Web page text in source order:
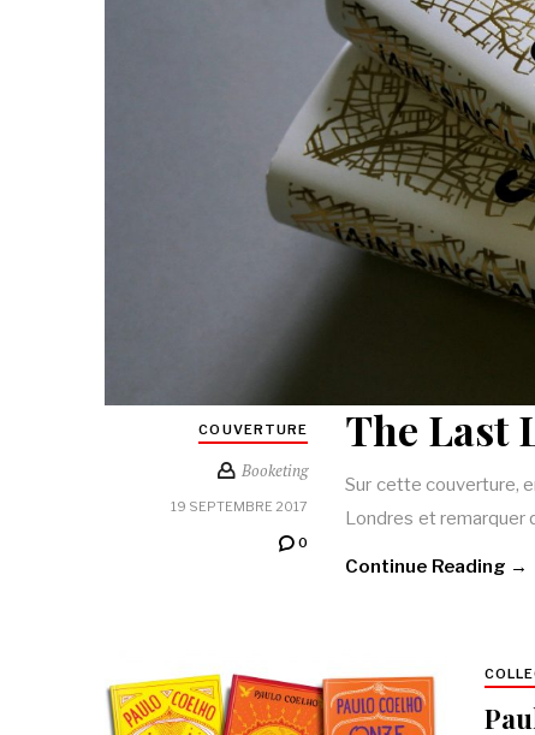
COUVERTURE
Booketing
19 SEPTEMBRE 2017
0
The Last
Sur cette couverture,
Londres et remarquer
Continue Reading →